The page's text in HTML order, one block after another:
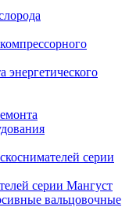
энергетического
серии
серии Мангуст
вальцовочные